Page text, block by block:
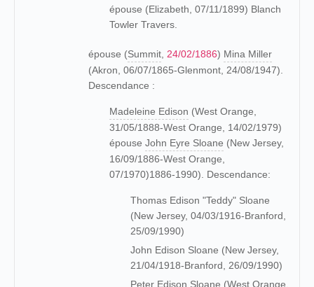
épouse (Elizabeth, 07/11/1899) Blanch
Towler Travers.
épouse (Summit 24/02/1886) Mina Miller
(Akron, 06/07/1865-Glenmont, 24/08/1947).
Descendance :
Madeleine Edison (West Orange,
31/05/1888-West Orange, 14/02/1979)
épouse John Eyre Sloane (New Jersey,
16/09/1886-West Orange,
07/1970)1886-1990). Descendance:
Thomas Edison "Teddy" Sloane
(New Jersey, 04/03/1916-Branford,
25/09/1990)
John Edison Sloane (New Jersey,
21/04/1918-Branford, 26/09/1990)
Peter Edison Sloane (West Orange,